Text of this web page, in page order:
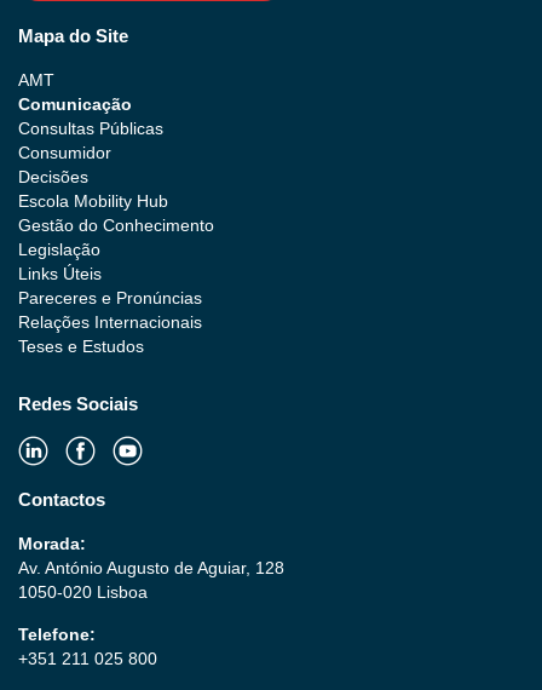
Mapa do Site
AMT
Comunicação
Consultas Públicas
Consumidor
Decisões
Escola Mobility Hub
Gestão do Conhecimento
Legislação
Links Úteis
Pareceres e Pronúncias
Relações Internacionais
Teses e Estudos
Redes Sociais
Contactos
Morada:
Av. António Augusto de Aguiar, 128
1050-020 Lisboa
Telefone:
+351 211 025 800